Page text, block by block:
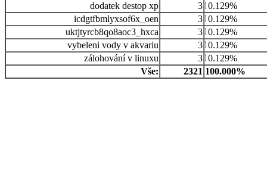
dodatek destop xp
3 0.129%
icdgtfbmlyxsof6x_oen
3 0.129%
uktjtyrcb8qo8aoc3_hxca
3 0.129%
vybeleni vody v akvariu
3 0.129%
zálohování v linuxu
3 0.129%
Vše:
2321 100.000%